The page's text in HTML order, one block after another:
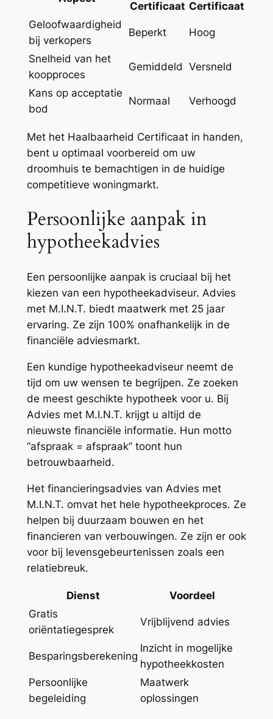
Certificaat Certificaat
Geloofwaardigheid
bij verkopers
Beperkt Hoog
Snelheid van het
koopproces
Gemiddeld Versneld
Kans op acceptatie
bod
Normaal Verhoogd
Met het Haalbaarheid Certificaat in handen,
bent u optimaal voorbereid om uw
droomhuis te bemachtigen in de huidige
competitieve woningmarkt.
Persoonlijke aanpak in
hypotheekadvies
Een persoonlijke aanpak is cruciaal bij het
kiezen van een hypotheekadviseur. Advies
met M.I.N.T. biedt maatwerk met 25 jaar
ervaring. Ze zijn 100% onafhankelijk in de
financiële adviesmarkt.
Een kundige hypotheekadviseur neemt de
tijd om uw wensen te begrijpen. Ze zoeken
de meest geschikte hypotheek voor u. Bij
Advies met M.I.N.T. krijgt u altijd de
nieuwste financiële informatie. Hun motto
“afspraak = afspraak” toont hun
betrouwbaarheid.
Het financieringsadvies van Advies met
M.I.N.T. omvat het hele hypotheekproces. Ze
helpen bij duurzaam bouwen en het
financieren van verbouwingen. Ze zijn er ook
voor bij levensgebeurtenissen zoals een
relatiebreuk.
Dienst
Voordeel
Gratis
oriëntatiegesprek
Vrijblijvend advies
Besparingsberekening
Inzicht in mogelijke
hypotheekkosten
Persoonlijke
begeleiding
Maatwerk
oplossingen